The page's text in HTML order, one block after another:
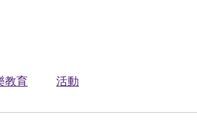
教育 活動